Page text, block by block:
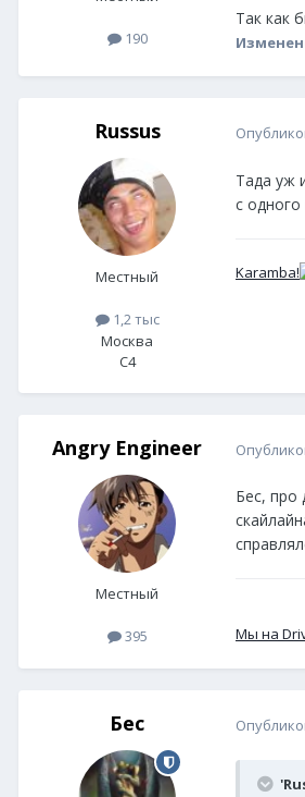
190
Так как
Russus
Местный
1,2 тыс
Москва
C4
Тада уж
с
Karamba!
Angry Engineer
Местный
395
Бес, про
Мы на
Бес